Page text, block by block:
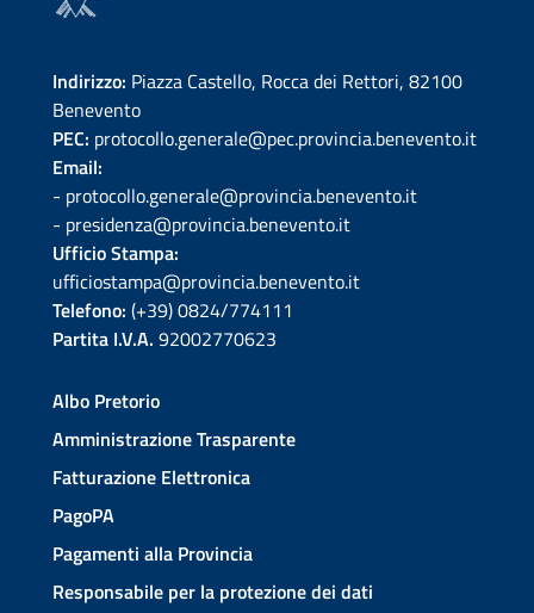
Indirizzo: Piazza Castello, Rocca dei Rettori, 82100
Benevento
PEC: protocollo.generale@pec.provincia.benevento.it
Email:
- protocollo.generale@provincia.benevento.it
- presidenza@provincia.benevento.it
Ufficio Stampa:
ufficiostampa@provincia.benevento.it
Telefono: (+39) 0824/774111
Partita I.V.A. 92002770623
Albo Pretorio
Amministrazione Trasparente
Fatturazione Elettronica
PagoPA
Pagamenti alla Provincia
Responsabile per la protezione dei dati